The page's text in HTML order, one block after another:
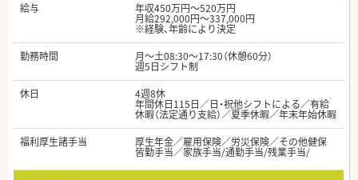
給与
年収450万円～520万円
月給292,000円～337,000円
※経験、年齢により決定
勤務時間
月～土08:30～17:30（休憩60分）
週5日シフト制
休日
4週8休
年間休日115日／日・祝他シフトによる／有給
休暇（法定通り支給）／夏季休暇／年末年始休暇
福利厚生諸手当
厚生年金／雇用保険／労災保険／その他健保
皆勤手当／家族手当/通勤手当/残業手当/